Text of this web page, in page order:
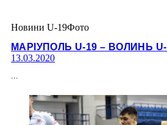
Новини U-19Фото
МАРІУПОЛЬ U-19 – ВОЛИНЬ
13.03.2020